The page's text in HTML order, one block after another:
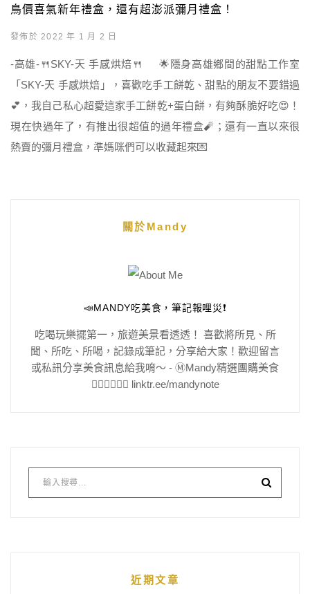
鳥價喜氣新年禮盒，還有超澎派彌月禮盒！
發佈於 2022 年 1 月 2 日
-高雄-🍴SKY-天 手感烘焙🍴 🌟隱身高雄鄉間的甜點工作室
「SKY-天 手感烘焙」，喜歡吃手工餅乾、甜點的朋友不要錯過
💕，我自己私心超愛這家手工餅乾+蛋白餅，有夠酥脆好吃😍！
現在快過年了，有推出很超值的過年禮盒🧨；還有一直以來很
熱賣的彌月禮盒，準媽咪們可以收藏起來💌
關於Mandy
📣MANDY吃美食，筆記報哩災❗️
吃喝玩樂擺第一，旅遊美景看透透！ 喜歡將所見、所
聞、所吃、所喝，記錄成筆記，分享給大家！歡迎留言
或私訊分享美食訊息給我唷～ - Ⓜ️Mandy精選團購美食
👇🏻👇🏻👇🏻 linktr.ee/mandynote
近期文章